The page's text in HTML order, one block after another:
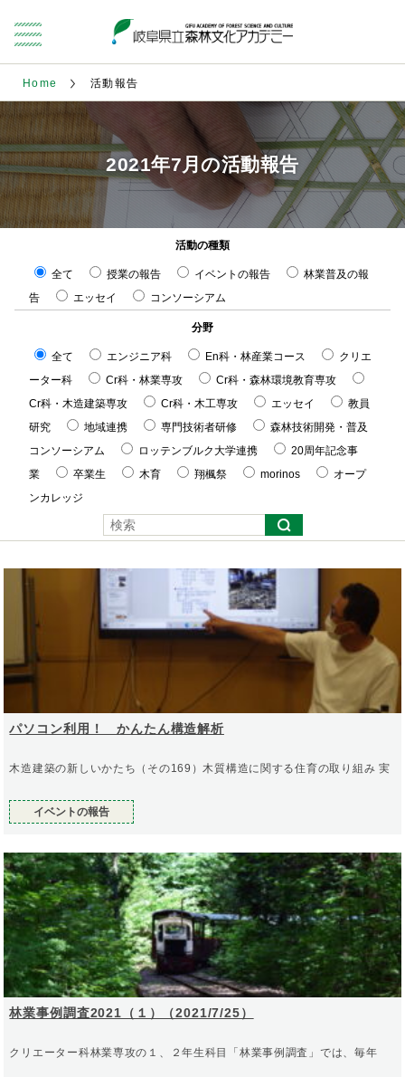
Home 活動報告
2021年7月の活動報告
活動の種類
全て 授業の報告 イベントの報告
林業普及の報
告
エッセイ コンソーシアム
分野
全て エンジニア科 En科・林産業コース
クリエ
ーター科
Cr科・林業専攻
Cr科・森林環境教育専攻
Cr科・木造建築専攻
Cr科・木工専攻 エッセイ
教員
研究
地域連携 専門技術者研修
森林技術開発・普及
コンソーシアム
ロッテンブルク大学連携
20周年記念事
業
卒業生 木育 翔楓祭 morinos
オープ
ンカレッジ
パソコン利用！ かんたん構造解析
木造建築の新しいかたち（その169）木質構造に関する住育の取り組み 実
イベントの報告
林業事例調査2021（１）（2021/7/25）
クリエーター科林業専攻の１、２年生科目「林業事例調査」では、毎年